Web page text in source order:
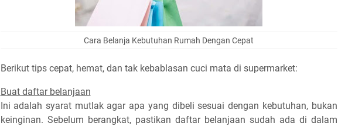
Cara Belanja Kebutuhan Rumah Dengan Cepat
Berikut tips cepat, hemat, dan tak kebablasan cuci mata di supermarket:
Buat daftar belanjaan
Ini adalah syarat mutlak agar apa yang dibeli sesuai dengan kebutuhan, bukan
keinginan. Sebelum berangkat, pastikan daftar belanjaan sudah ada di dalam